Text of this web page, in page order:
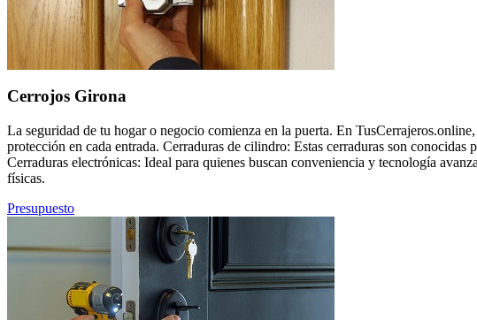
Cerrojos Girona
La seguridad de tu hogar o negocio comienza en la puerta. En
protección en cada entrada. Cerraduras de cilindro: Estas cerraduras son
Cerraduras electrónicas: Ideal para quienes buscan conveniencia y tecnología
físicas.
Presupuesto